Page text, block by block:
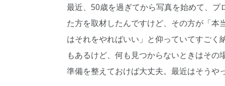
最近、50歳を過ぎてから写真を始めて、
た方を取材したんですけど、その方が「
はそれをやればいい」と仰っていてすご
もあるけど、何も見つからないときはそ
準備を整えておけば大丈夫。最近はそうや